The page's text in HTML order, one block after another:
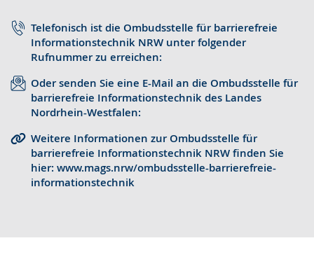
Telefonisch ist die Ombudsstelle für barrierefreie
Informationstechnik NRW unter folgender
Rufnummer zu erreichen:
Oder senden Sie eine E-Mail an die Ombudsstelle für
barrierefreie Informationstechnik des Landes
Nordrhein-Westfalen:
Weitere Informationen zur Ombudsstelle für
barrierefreie Informationstechnik NRW finden Sie
hier: www.mags.nrw/ombudsstelle-barrierefreie-
informationstechnik
e
w
c
e
t
e
s
t
.
e
r
e
r
p